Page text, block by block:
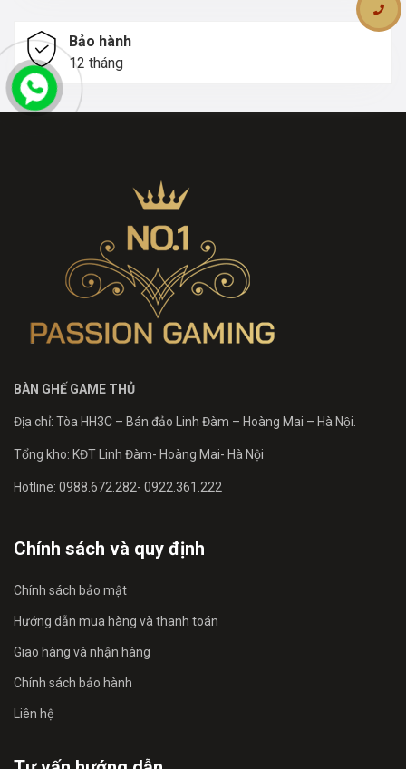
Bảo hành
12 tháng
BÀN GHẾ GAME THỦ
Địa chỉ: Tòa HH3C – Bán đảo Linh Đàm – Hoàng Mai – Hà Nội.
Tổng kho: KĐT Linh Đàm- Hoàng Mai- Hà Nội
Hotline: 0988.672.282- 0922.361.222
Chính sách và quy định
Chính sách bảo mật
Hướng dẫn mua hàng và thanh toán
Giao hàng và nhận hàng
Chính sách bảo hành
Liên hệ